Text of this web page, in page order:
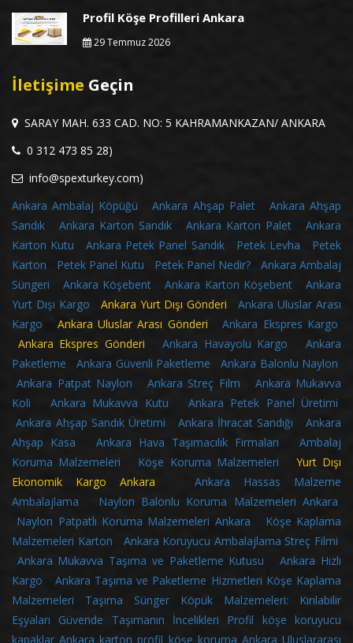
Profil Köşe Profilleri Ankara
29 Temmuz 2026
İletişime Geçin
SARAY MAH. 633 CAD. NO: 5 KAHRAMANKAZAN/ ANKARA
0 312 473 85 28)
info@spexturkey.com)
Ankara Ambalaj Köpüğü
Ankara Ahşap Palet
Ankara Ahşap
Sandık
Ankara Karton Sandık Ankara Karton Palet
Ankara
Karton Kutu
Ankara Petek Panel Sandık Petek Levha
Petek
Karton
Petek Panel Kutu Petek Panel Nedir?
Ankara Ambalaj
Süngeri
Ankara Köşebent Ankara Karton Köşebent
Ankara
Yurt Dışı Kargo Ankara Yurt Dışı GönderiAnkara Uluslar Arası
Kargo Ankara Uluslar Arası GönderiAnkara Ekspres Kargo
Ankara Ekspres Gönderi
Ankara Havayolu Kargo
Ankara
Paketleme
Ankara Güvenli Paketleme
Ankara Balonlu Naylon
Ankara Patpat Naylon
Ankara Streç Film
Ankara Mukavva
Koli
Ankara Mukavva Kutu
Ankara Petek Panel Üretimi
Ankara Ahşap Sandık Üretimi
Ankara İhracat Sandığı
Ankara
Ahşap Kasa
Ankara Hava Taşımacılık Firmaları
Ambalaj
Koruma Malzemeleri
Köşe Koruma Malzemeleri Yurt Dışı
Ekonomik Kargo AnkaraAnkara Hassas Malzeme
Ambalajlama
Naylon Balonlu Koruma Malzemeleri Ankara
Naylon Patpatlı Koruma Malzemeleri Ankara
Köşe Kaplama
Malzemeleri Karton
Ankara Koruyucu Ambalajlama Streç Filmi
Ankara Mukavva Taşıma ve Paketleme Kutusu
Ankara Hızlı
Kargo
Ankara Taşıma ve Paketleme Hizmetleri Köşe Kaplama
Malzemeleri
Taşıma Sünger Köpük Malzemeleri: Kırılabilir
Eşyaları Güvende Taşımanın İncelikleri
Profil köşe koruyucu
kapaklar Ankara karton profil köşe koruma Ankara Uluslararası